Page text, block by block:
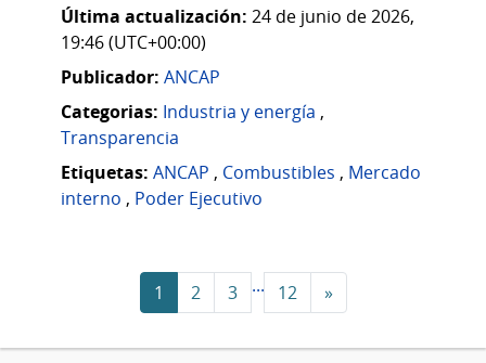
Última actualización: 24 de junio de 2026,
19:46 (UTC+00:00)
Publicador: ANCAP
Categorias: Industria y energía ,
Transparencia
Etiquetas: ANCAP , Combustibles , Mercado
interno , Poder Ejecutivo
1 2 3 ... 12 »